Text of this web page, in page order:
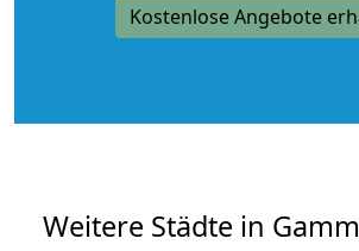
Kostenlose Angebote
Weitere Städte in